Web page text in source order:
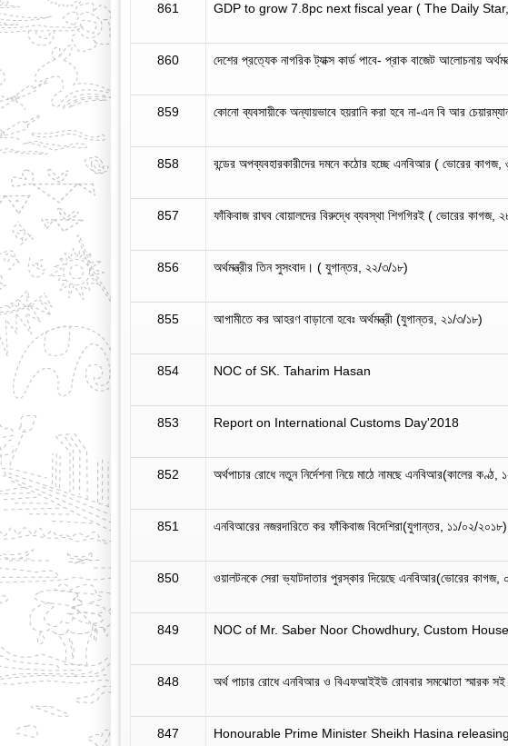
861 GDP to grow 7.8pc next fiscal year ( The Daily
860 দেশের প্রত্যেক নাগরিক ট্যাক্স কার্ড পাবে- প্রাক বাজেট আলোচনায়
859 কোনো ব্যবসায়ীকে অন্যায়ভাবে হয়রানি করা হবে না-এন বি আর
858 বন্ডের অপব্যবহারকারীদের দমনে কঠোর হচ্ছে এনবিআর ( ভোরের
857 ফাঁকিবাজ রাঘব বোয়ালদের বিরুদ্ধে ব্যবস্থা শিগগিরই ( ভোরের কাগজ,
856 অর্থমন্ত্রীর তিন সুসংবাদ। ( যুগান্তর, ২২/৩/১৮)
855 আগামীতে কর আহরণ বাড়ানো হবেঃ অর্থমন্ত্রী (যুগান্তর, ২১/৩/১৮)
854 NOC of SK. Taharim Hasan
853 Report on International Customs Day'2018
852 অর্থপাচার রোধে নতুন নির্দেশনা নিয়ে মাঠে নামছে এনবিআর(কালের
851 এনবিআরের নজরদারিতে কর ফাঁকিবাজ বিদেশিরা(যুগান্তর, ১১/০২/২০১৮)
850 ওয়ালটনকে সেরা ভ্যাটদাতার পুরস্কার দিয়েছে এনবিআর(ভোরের
849 NOC of Mr. Saber Noor Chowdhury, Custom
848 অর্থ পাচার রোধে এনবিআর ও বিএফআইইউ রোববার সমঝোতা স্মারক
847
Honourable Prime Minister Sheikh Hasina